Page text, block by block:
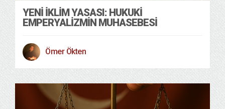
YENI İKLIM YASASI: HUKUKI
EMPERYALIZMIN MUHASEBESI
Ömer Ökten